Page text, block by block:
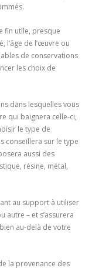
fin utile, presque
l’âge de l’œuvre ou
de conservations
les choix de
dans lesquelles vous
qui baignera celle-ci,
le type de
conseillera sur le type
aussi des
résine, métal,
au support à utiliser
autre – et s’assurera
au-delà de votre
la provenance des